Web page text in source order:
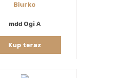
Biurko
mdd Ogi A
Kup teraz